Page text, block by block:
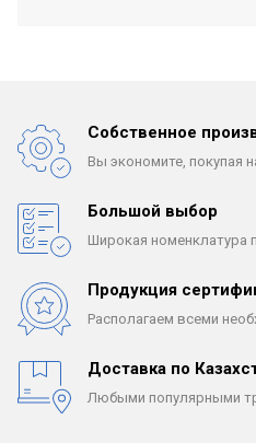
Собственное
Вы экономите, покупая
Большой выбор
Широкая номенклатура
Продукция
Располагаем всеми
Доставка по
Любыми популярными